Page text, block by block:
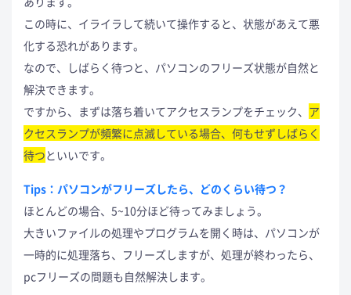
この時に、イライラして続いて操作すると、状態があえて悪
化する恐れがあります。
なので、しばらく待つと、パソコンのフリーズ状態が自然と
解決できます。
ですから、まずは落ち着いてアクセスランプをチェック、 ア
クセスランプが頻繁に点滅している場合、何もせずしばらく
待つといいです。
Tips：パソコンがフリーズしたら、どのくらい待つ？
ほとんどの場合、5~10分ほど待ってみましょう。
大きいファイルの処理やプログラムを開く時は、パソコンが
一時的に処理落ち、フリーズしますが、処理が終わったら、
pcフリーズの問題も自然解決します。